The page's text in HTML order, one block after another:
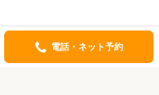
電話・ネット予約